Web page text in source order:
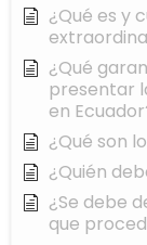
¿Qué es y
¿Qué
presentar
en
¿Qué son
¿Quién
¿Se debe
que